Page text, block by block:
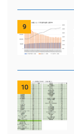
9
10